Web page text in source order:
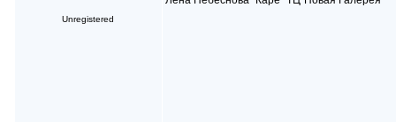
Unregistered